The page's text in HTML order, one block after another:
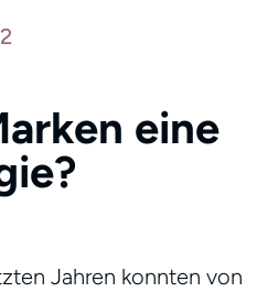
eine
Jahren konnten von